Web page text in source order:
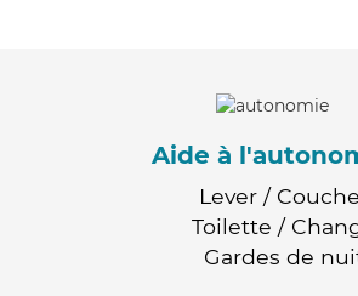
Aide à
Lever /
Toilette /
Gardes de